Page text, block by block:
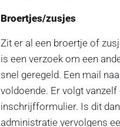
Broertjes/zusjes
Zit er al een broertje of
is een verzoek om een
snel geregeld. Een mail
voldoende. Er volgt
inschrijfformulier. Is dit
administratie vervolgens